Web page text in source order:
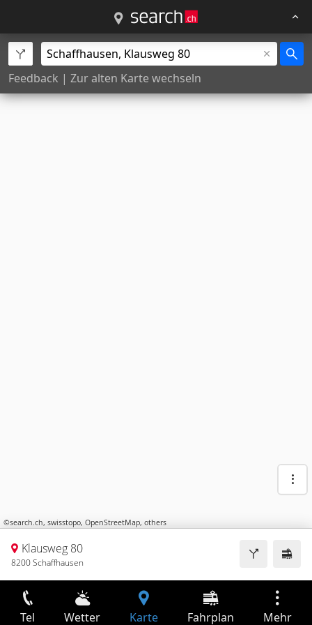
Feedback | Zur alten Karte wechseln
©search.ch, swisstopo, OpenStreetMap, others
Klausweg 80
8200 Schaffhausen
Tel Wetter Karte Fahrplan Mehr